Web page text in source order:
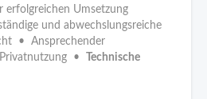
erfolgreichen Umsetzung
und abwechslungsreiche
• Ansprechender
•
Technische